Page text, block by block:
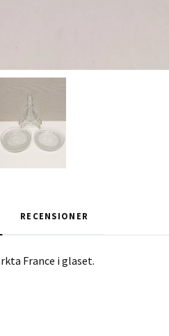
RECENSIONER
France i glaset.